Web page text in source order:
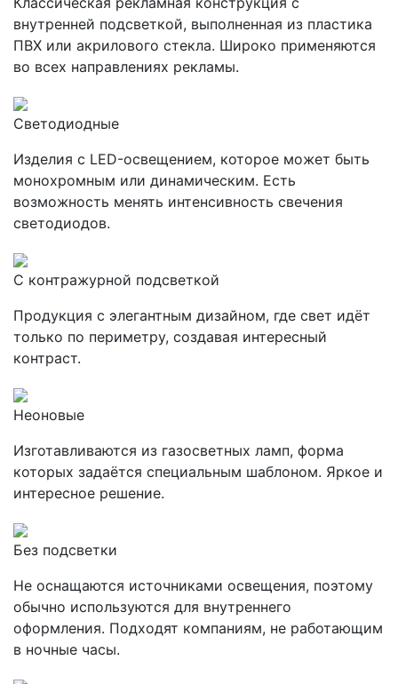
внутренней подсветкой, выполненная из пластика
ПВХ или акрилового стекла. Широко применяются
во всех направлениях рекламы.
Светодиодные
Изделия с LED-освещением, которое может быть
монохромным или динамическим. Есть
возможность менять интенсивность свечения
светодиодов.
С контражурной подсветкой
Продукция с элегантным дизайном, где свет идёт
только по периметру, создавая интересный
контраст.
Неоновые
Изготавливаются из газосветных ламп, форма
которых задаётся специальным шаблоном. Яркое и
интересное решение.
Без подсветки
Не оснащаются источниками освещения, поэтому
обычно используются для внутреннего
оформления. Подходят компаниям, не работающим
в ночные часы.